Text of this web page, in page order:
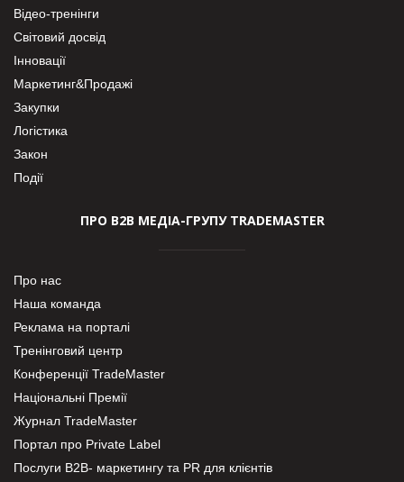
Відео-тренінги
Світовий досвід
Інновації
Маркетинг&Продажі
Закупки
Логістика
Закон
Події
ПРО В2В МЕДІА-ГРУПУ TRADEMASTER
Про нас
Наша команда
Реклама на порталі
Тренінговий центр
Конференції TradeMaster
Національні Премії
Журнал TradeMaster
Портал про Private Label
Послуги В2В- маркетингу та PR для клієнтів